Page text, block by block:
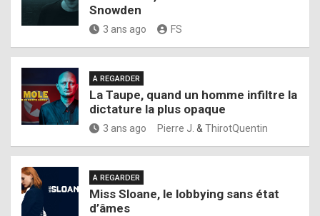
Snowden
3 ans ago FS
A REGARDER
La Taupe, quand un homme infiltre la
dictature la plus opaque
3 ans ago Pierre J. & ThirotQuentin
A REGARDER
Miss Sloane, le lobbying sans état
d’âmes